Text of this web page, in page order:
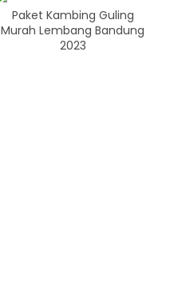
Paket Kambing Guling
Murah Lembang Bandung
2023